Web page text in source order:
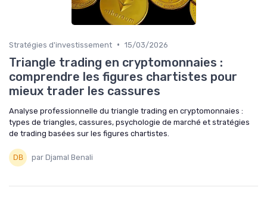
Stratégies d'investissement • 15/03/2026
Triangle trading en cryptomonnaies :
comprendre les figures chartistes pour
mieux trader les cassures
Analyse professionnelle du triangle trading en cryptomonnaies :
types de triangles, cassures, psychologie de marché et stratégies
de trading basées sur les figures chartistes.
par Djamal Benali